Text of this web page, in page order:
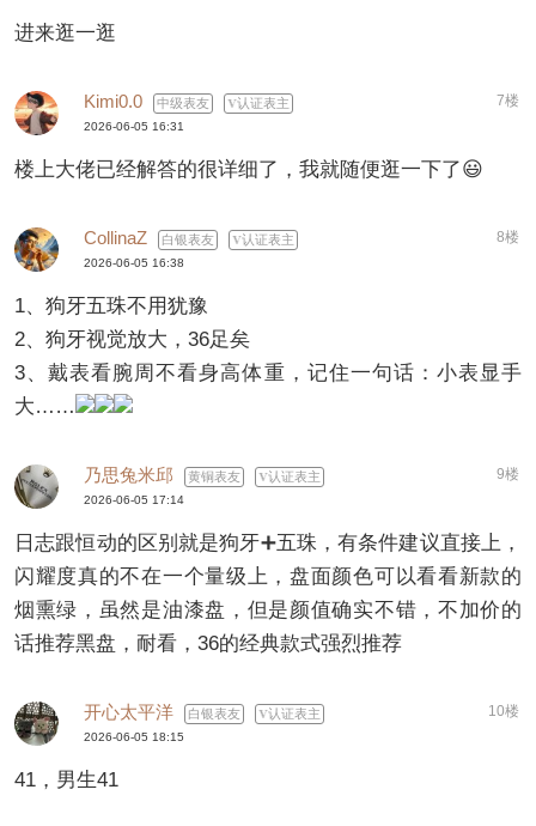
进来逛一逛
Kimi0.0 中级表友 认证表主 7楼
2026-06-05 16:31
楼上大佬已经解答的很详细了，我就随便逛一下了😃
CollinaZ 白银表友 认证表主 8楼
2026-06-05 16:38
1、狗牙五珠不用犹豫
2、狗牙视觉放大，36足矣
3、戴表看腕周不看身高体重，记住一句话：小表显手
大……
乃思兔米邱 黄铜表友 认证表主 9楼
2026-06-05 17:14
日志跟恒动的区别就是狗牙➕五珠，有条件建议直接上，
闪耀度真的不在一个量级上，盘面颜色可以看看新款的
烟熏绿，虽然是油漆盘，但是颜值确实不错，不加价的
话推荐黑盘，耐看，36的经典款式强烈推荐
开心太平洋 白银表友 认证表主 10楼
2026-06-05 18:15
41，男生41